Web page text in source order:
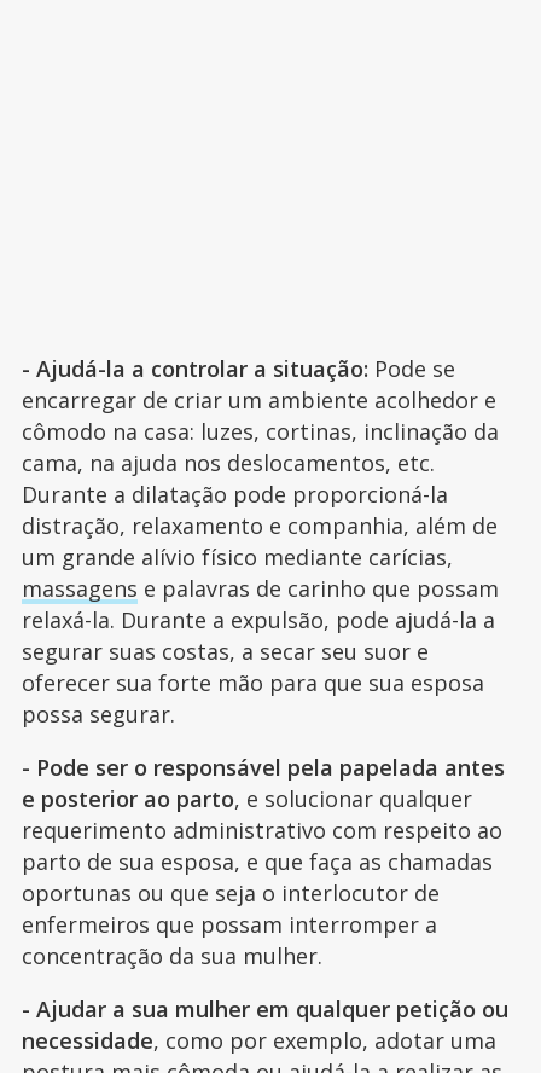
- Ajudá-la a controlar a situação: Pode se
encarregar de criar um ambiente acolhedor e
cômodo na casa: luzes, cortinas, inclinação da
cama, na ajuda nos deslocamentos, etc.
Durante a dilatação pode proporcioná-la
distração, relaxamento e companhia, além de
um grande alívio físico mediante carícias,
massagens e palavras de carinho que possam
relaxá-la. Durante a expulsão, pode ajudá-la a
segurar suas costas, a secar seu suor e
oferecer sua forte mão para que sua esposa
possa segurar.
- Pode ser o responsável pela papelada antes
e posterior ao parto, e solucionar qualquer
requerimento administrativo com respeito ao
parto de sua esposa, e que faça as chamadas
oportunas ou que seja o interlocutor de
enfermeiros que possam interromper a
concentração da sua mulher.
- Ajudar a sua mulher em qualquer petição ou
necessidade, como por exemplo, adotar uma